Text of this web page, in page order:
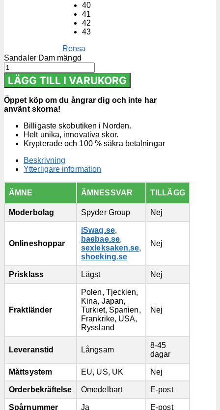
40
41
42
43
Rensa
Sandaler Dam mängd
LÄGG TILL I VARUKORG
Öppet köp om du ångrar dig och inte har
använt skorna!
Billigaste skobutiken i Norden.
Helt unika, innovativa skor.
Krypterade och 100 % säkra betalningar
Beskrivning
Ytterligare information
ÄMNE ÄMNESSVAR TILLÄGG
Moderbolag Spyder Group Nej
Onlineshoppar
iSwag.se,
baebae.se,
sexleksaken.se,
shoeking.se
Nej
Prisklass Lägst Nej
Fraktländer
Polen, Tjeckien,
Kina, Japan,
Turkiet, Spanien,
Frankrike, USA,
Ryssland
Nej
Leveranstid Långsam
8-45
dagar
Måttsystem EU, US, UK Nej
Orderbekräftelse Omedelbart E-post
Spårnummer Ja E-post